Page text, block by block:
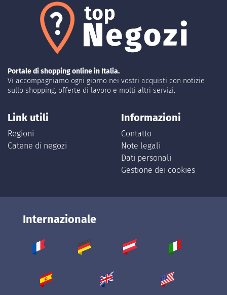
Portale di shopping online in Italia.
Vi accompagniamo ogni giorno nei vostri acquisti con notizie
sullo shopping, offerte di lavoro e molti altri servizi.
Link utili
Regioni
Catene di negozi
Informazioni
Contatto
Note legali
Dati personali
Gestione dei cookies
Internazionale